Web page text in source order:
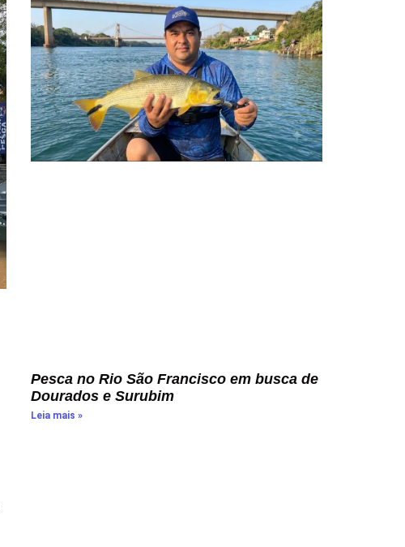
Pesca no Rio São Francisco em busca de
Dourados e Surubim
Leia mais »